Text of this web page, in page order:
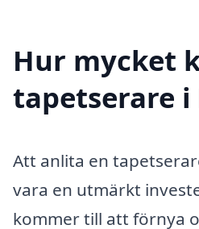
Hur mycket
tapetserare i
Att anlita en
vara en utmärkt
kommer till att förnya